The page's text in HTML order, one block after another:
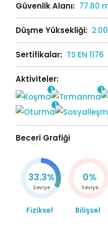
Güvenlik Alanı: 77.80
Düşme Yüksekliği:
Sertifikalar: TS EN 1176
Aktiviteler:
1 1
1
Beceri Grafiği
33.3%
Seviye
Fiziksel
0%
Seviye
Bilişsel